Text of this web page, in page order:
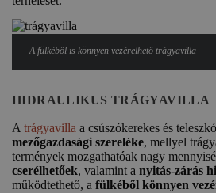
A fülkéből is könnyen vezérelhető trágyavilla
HIDRAULIKUS TRÁGYAVILLA
A trágyavilla a csúszókerekes és
mezőgazdasági szereléke, mellyel
termények mozgathatóak nagy
cserélhetőek, valamint a nyitás-zárás
működtethető, a fülkéből könnyen